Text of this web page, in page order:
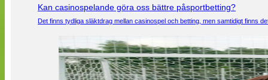
Kan casinospelande göra oss bättre påsportbetting?
Det finns tydliga släktdrag mellan casinospel och betting, men samtidigt finns